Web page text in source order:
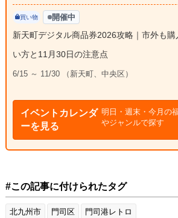
買い物 開催中
新天町デジタル商品券2026攻略｜市外も
い方と11月30日の注意点
6/15 ～ 11/30 （新天町、中央区）
イベントカレンダ
ーを見る
明日・週末・今月の
やジャンルで探す
#この記事に付けられたタグ
北九州市 門司区 門司港レトロ